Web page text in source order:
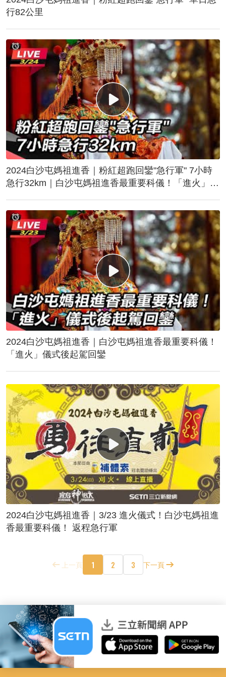
行82公里
2024白沙屯媽祖進香｜粉紅超跑回鑾"急行軍" 7小時
急行32km｜白沙屯媽祖進香最重要科儀！「進火」儀
2024白沙屯媽祖進香｜白沙屯媽祖進香最重要科儀！
「進火」儀式後起駕回鑾
2024白沙屯媽祖進香｜3/23 進火儀式！白沙屯媽祖進
香最重要科儀！ 返程急行軍
上一頁 1 2 3 下一頁